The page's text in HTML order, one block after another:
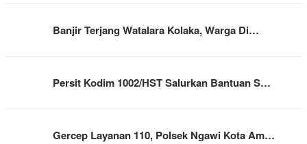
Banjir Terjang Watalara Kolaka, Warga Di…
Persit Kodim 1002/HST Salurkan Bantuan S…
Gercep Layanan 110, Polsek Ngawi Kota Am…